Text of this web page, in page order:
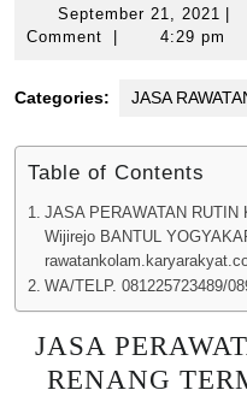
September 21, 2021
21,
Comment
4:29 pm
Categories: JASA
Table of Contents
JASA PERAWATAN RUTIN
Wijirejo BANTUL
WA/TELP. 081225723489/
JASA
RENANG